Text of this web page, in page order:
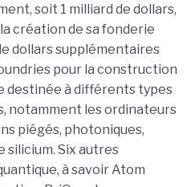
soit 1 milliard de dollars,
création de sa fonderie
dollars supplémentaires
pour la construction
destinée à différents types
notamment les ordinateurs
piégés, photoniques,
silicium. Six autres
à savoir Atom